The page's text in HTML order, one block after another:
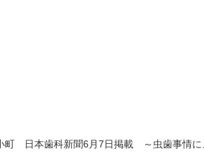
町 日本歯科新聞6月7日掲載 ～虫歯事情に